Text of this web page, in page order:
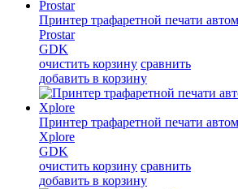
Принтер трафаретной печати
Prostar
GDK
очистить корзину сравнить
добавить в корзину
Принтер трафаретной печати
Xplore
GDK
очистить корзину сравнить
добавить в корзину